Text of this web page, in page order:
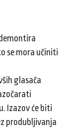
se mora učiniti
glasača
Izazov će biti
produbljivanja